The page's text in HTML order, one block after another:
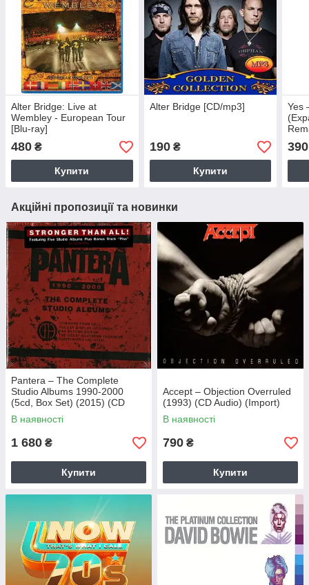
Alter Bridge: Live at
Wembley - European Tour
[Blu-ray]
480 ₴
Купити
Alter Bridge [CD/mp3]
190₴
Купити
Yes
(CD
390
Акційні пропозиції та новинки
Pantera – The Complete
Studio Albums 1990-2000
(5cd, Box Set) (2015) (CD
Audio) (Import)
В наявності
1 680 ₴
Купити
Accept – Objection Overruled
(1993) (CD Audio) (Import)
В наявності
790 ₴
Купити